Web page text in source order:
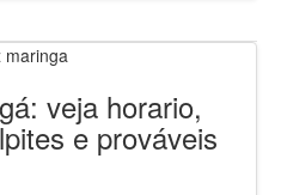
veja horario,
e prováveis